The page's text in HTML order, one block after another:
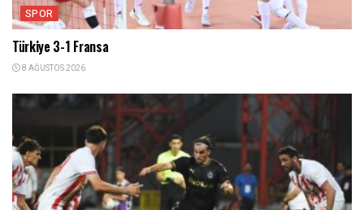
SPOR
Türkiye 3-1 Fransa
8 AĞUSTOS 2026